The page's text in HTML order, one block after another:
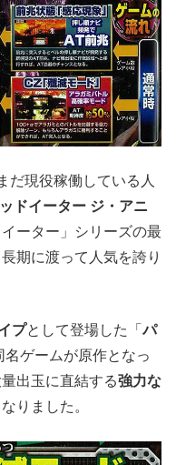
だ現役稼働している人
ドイーター ジ・アニ
ーター」シリーズの最
期に渡って人気を誇り
プとして登場した「パ
名ゲームが原作となっ
量出玉に直結する強力な
りました。